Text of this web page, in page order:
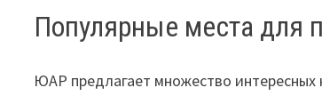
Популярные места для
ЮАР предлагает множество интересных